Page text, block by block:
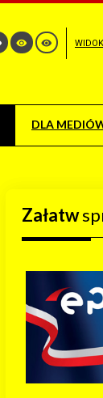
WIDOK
DLA
Załatw